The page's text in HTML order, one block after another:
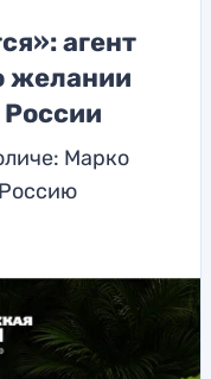
агент
желании
России
Марко